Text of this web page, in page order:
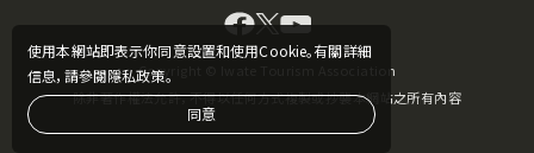
使用本網站即表示你同意設置和使用Cookie。有關詳細
信息，請參閱隱私政策。
同意
Copyright © Iwate Tourism Association
除非著作權法允許，不得以任何方式複製或抄襲本網站之所有內容